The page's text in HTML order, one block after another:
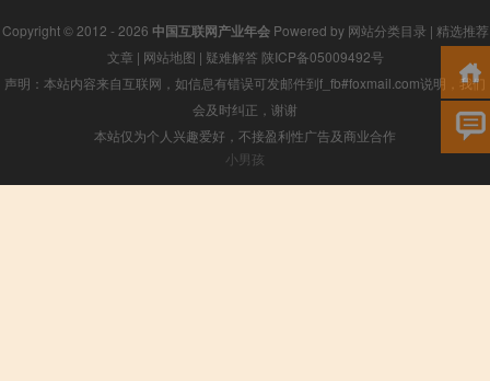
Copyright © 2012 - 2026 中国互联网产业年会Powered by 网站分类目录 | 精选推荐
文章 | 网站地图 | 疑难解答 陕ICP备05009492号
声明：本站内容来自互联网，如信息有错误可发邮件到f_fb#foxmail.com说明，我们
会及时纠正，谢谢
本站仅为个人兴趣爱好，不接盈利性广告及商业合作
小男孩